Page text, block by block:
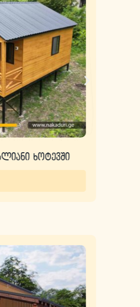
ხოტევში